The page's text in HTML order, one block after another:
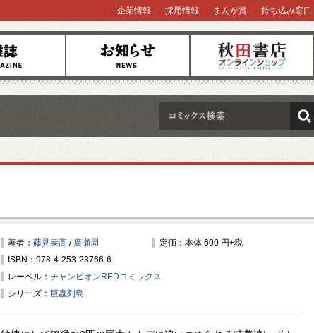
お知らせ オンラインショップ
企業情報 採用情報 まんが賞 持ち込み窓口
検索
著者： 藤見泰高 / 廣瀬周
定価：本体 600 円+税
ISBN：978-4-253-23766-6
レーベル： チャンピオンREDコミックス
シリーズ： 巨蟲列島